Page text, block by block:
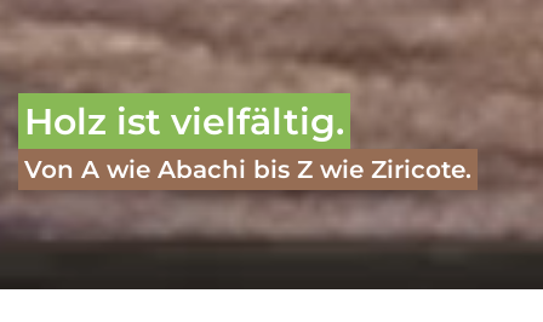
Holz ist vielfältig.
Von A wie Abachi bis Z wie Ziricote.